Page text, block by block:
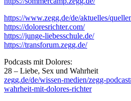
https://www.zegg.de/de/aktuelles/
https://doloresrichter.com/
https://junge-liebesschule.de/
https://transforum.zegg.de/
Podcasts mit Dolores:
28 – Liebe, Sex und Wahrheit
zegg.de/de/wissen-medien/zegg-
wahrheit-mit-dolores-richter